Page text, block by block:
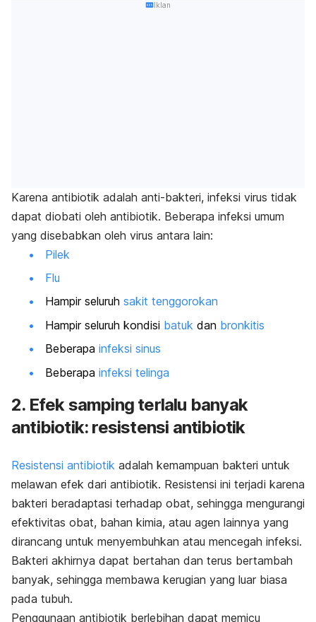
Iklan
Karena antibiotik adalah anti-bakteri, infeksi virus tidak
dapat diobati oleh antibiotik. Beberapa infeksi umum
yang disebabkan oleh virus antara lain:
Pilek
Flu
Hampir seluruh sakit tenggorokan
Hampir seluruh kondisi batuk dan bronkitis
Beberapa infeksi sinus
Beberapa infeksi telinga
2. Efek samping terlalu banyak
antibiotik: resistensi antibiotik
Resistensi antibiotik adalah kemampuan bakteri untuk
melawan efek dari antibiotik. Resistensi ini terjadi karena
bakteri beradaptasi terhadap obat, sehingga mengurangi
efektivitas obat, bahan kimia, atau agen lainnya yang
dirancang untuk menyembuhkan atau mencegah infeksi.
Bakteri akhirnya dapat bertahan dan terus bertambah
banyak, sehingga membawa kerugian yang luar biasa
pada tubuh.
Penggunaan antibiotik berlebihan dapat memicu